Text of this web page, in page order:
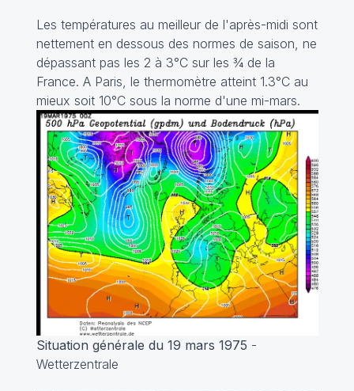
Les températures au meilleur de l'après-midi sont
nettement en dessous des normes de saison, ne
dépassant pas les 2 à 3°C sur les ¾ de la
France. A Paris, le thermomètre atteint 1.3°C au
mieux soit 10°C sous la norme d'une mi-mars.
Situation générale du 19 mars 1975 -
Wetterzentrale